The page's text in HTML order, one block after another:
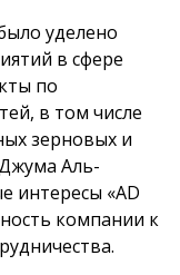
уделено
в сфере
по
в том числе
зерновых и
Аль-
интересы «AD
компании к